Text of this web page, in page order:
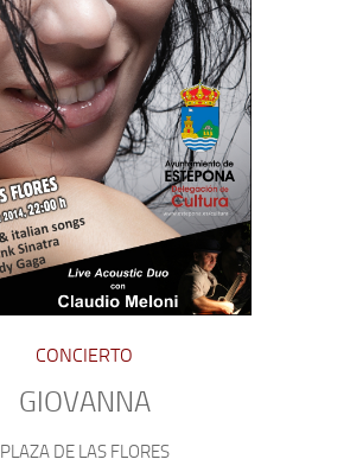
CONCIERTO
GIOVANNA
PLAZA DE LAS FLORES